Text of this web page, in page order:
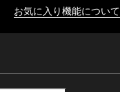
お気に入り機能について